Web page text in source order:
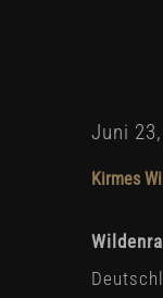
Kirmes
Juni